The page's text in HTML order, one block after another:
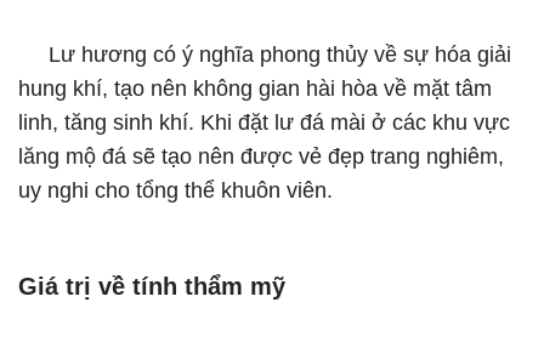
Lư hương có ý nghĩa phong thủy về sự hóa giải
hung khí, tạo nên không gian hài hòa về mặt tâm
linh, tăng sinh khí. Khi đặt lư đá mài ở các khu vực
lăng mộ đá sẽ tạo nên được vẻ đẹp trang nghiêm,
uy nghi cho tổng thể khuôn viên.
Giá trị về tính thẩm mỹ